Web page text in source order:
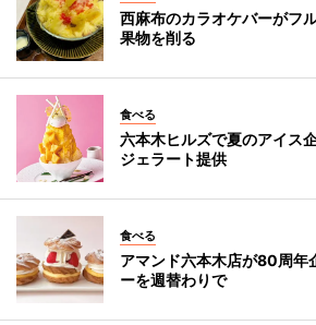
西麻布のカラオケバーがフ
果物を削る
食べる
六本木ヒルズで夏のアイス
ジェラート提供
食べる
アマンド六本木店が80周
ーを週替わりで